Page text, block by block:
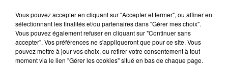
Vous pouvez accepter en cliquant sur "Accepter et fermer", ou affiner en
sélectionnant les finalités et/ou partenaires dans "Gérer mes choix".
Vous pouvez également refuser en cliquant sur "Continuer sans
accepter". Vos préférences ne s'appliqueront que pour ce site. Vous
pouvez mettre à jour vos choix, ou retirer votre consentement à tout
moment via le lien "Gérer les cookies" situé en bas de chaque page.